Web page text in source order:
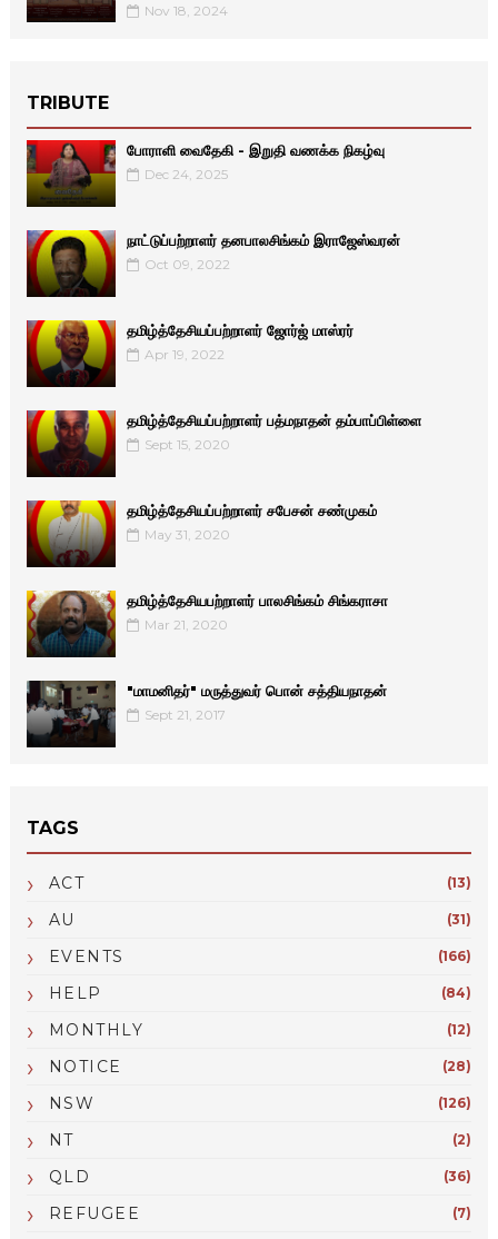
Nov 18, 2024
TRIBUTE
போராளி வைதேகி - இறுதி வணக்க நிகழ்வு
Dec 24, 2025
நாட்டுப்பற்றாளர் தனபாலசிங்கம் இராஜேஸ்வரன்
Oct 09, 2022
தமிழ்த்தேசியப்பற்றாளர் ஜோர்ஜ் மாஸ்ரர்
Apr 19, 2022
தமிழ்த்தேசியப்பற்றாளர் பத்மநாதன் தம்பாப்பிள்ளை
Sept 15, 2020
தமிழ்த்தேசியப்பற்றாளர் சபேசன் சண்முகம்
May 31, 2020
தமிழ்த்தேசியபற்றாளர் பாலசிங்கம் சிங்கராசா
Mar 21, 2020
"மாமனிதர்" மருத்துவர் பொன் சத்தியநாதன்
Sept 21, 2017
TAGS
ACT (13)
AU (31)
EVENTS (166)
HELP (84)
MONTHLY (12)
NOTICE (28)
NSW (126)
NT (2)
QLD (36)
REFUGEE (7)